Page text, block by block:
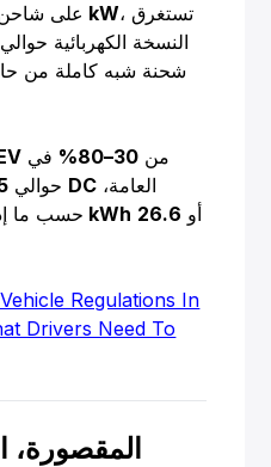
- على 11 kW، تستغرق
النسخة الكهربائية حوالي
شحنة شبه كاملة من
من 30–80%
في
حوالي DC
حسب ما 18.3 kWh أو 26.6
Regulations In
Drivers Need To
المقصورة،